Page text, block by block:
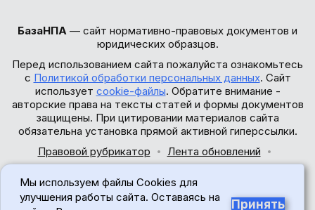
БазаНПА — сайт нормативно-правовых документов и
юридических образцов.
Перед использованием сайта пожалуйста ознакомьтесь
с Политикой обработки персональных данных. Сайт
использует cookie-файлы. Обратите внимание -
авторские права на тексты статей и формы документов
защищены. При цитировании материалов сайта
обязательна установка прямой активной гиперссылки.
Правовой рубрикатор
Лента обновлений
© 2017-2026
Мы используем файлы Cookies для
улучшения работы сайта. Оставаясь на
Принять